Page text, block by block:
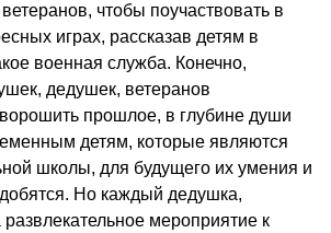
чтобы поучаствовать в
играх, рассказав детям в
военная служба. Конечно,
дедушек, ветеранов
прошлое, в глубине души
детям, которые являются
школы, для будущего их умения и
Но каждый дедушка,
мероприятие к